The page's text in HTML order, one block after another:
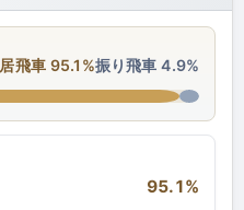
居飛車 95.1%振り飛車 4.9%
95.1%